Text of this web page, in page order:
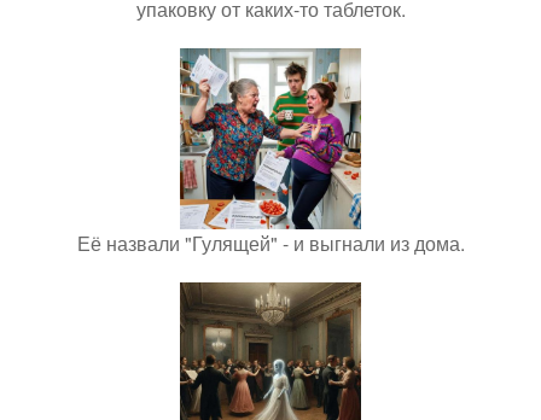
упаковку от каких-то таблеток.
Её назвали "Гулящей" - и выгнали из дома.